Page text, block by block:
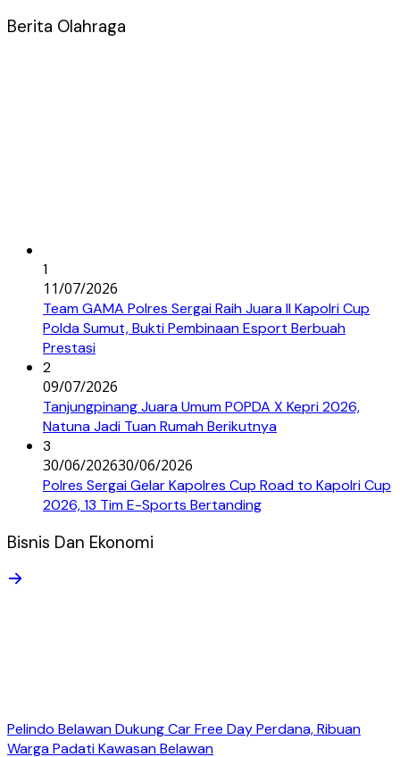
Berita Olahraga
1
11/07/2026
Team GAMA Polres Sergai Raih Juara II Kapolri Cup
Polda Sumut, Bukti Pembinaan Esport Berbuah
Prestasi
2
09/07/2026
Tanjungpinang Juara Umum POPDA X Kepri 2026,
Natuna Jadi Tuan Rumah Berikutnya
3
30/06/202630/06/2026
Polres Sergai Gelar Kapolres Cup Road to Kapolri Cup
2026, 13 Tim E-Sports Bertanding
Bisnis Dan Ekonomi
Pelindo Belawan Dukung Car Free Day Perdana, Ribuan
Warga Padati Kawasan Belawan